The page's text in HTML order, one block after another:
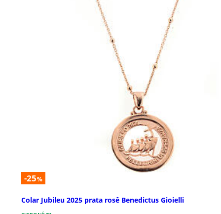
-25%
Colar Jubileu 2025 prata rosê Benedictus Gioielli